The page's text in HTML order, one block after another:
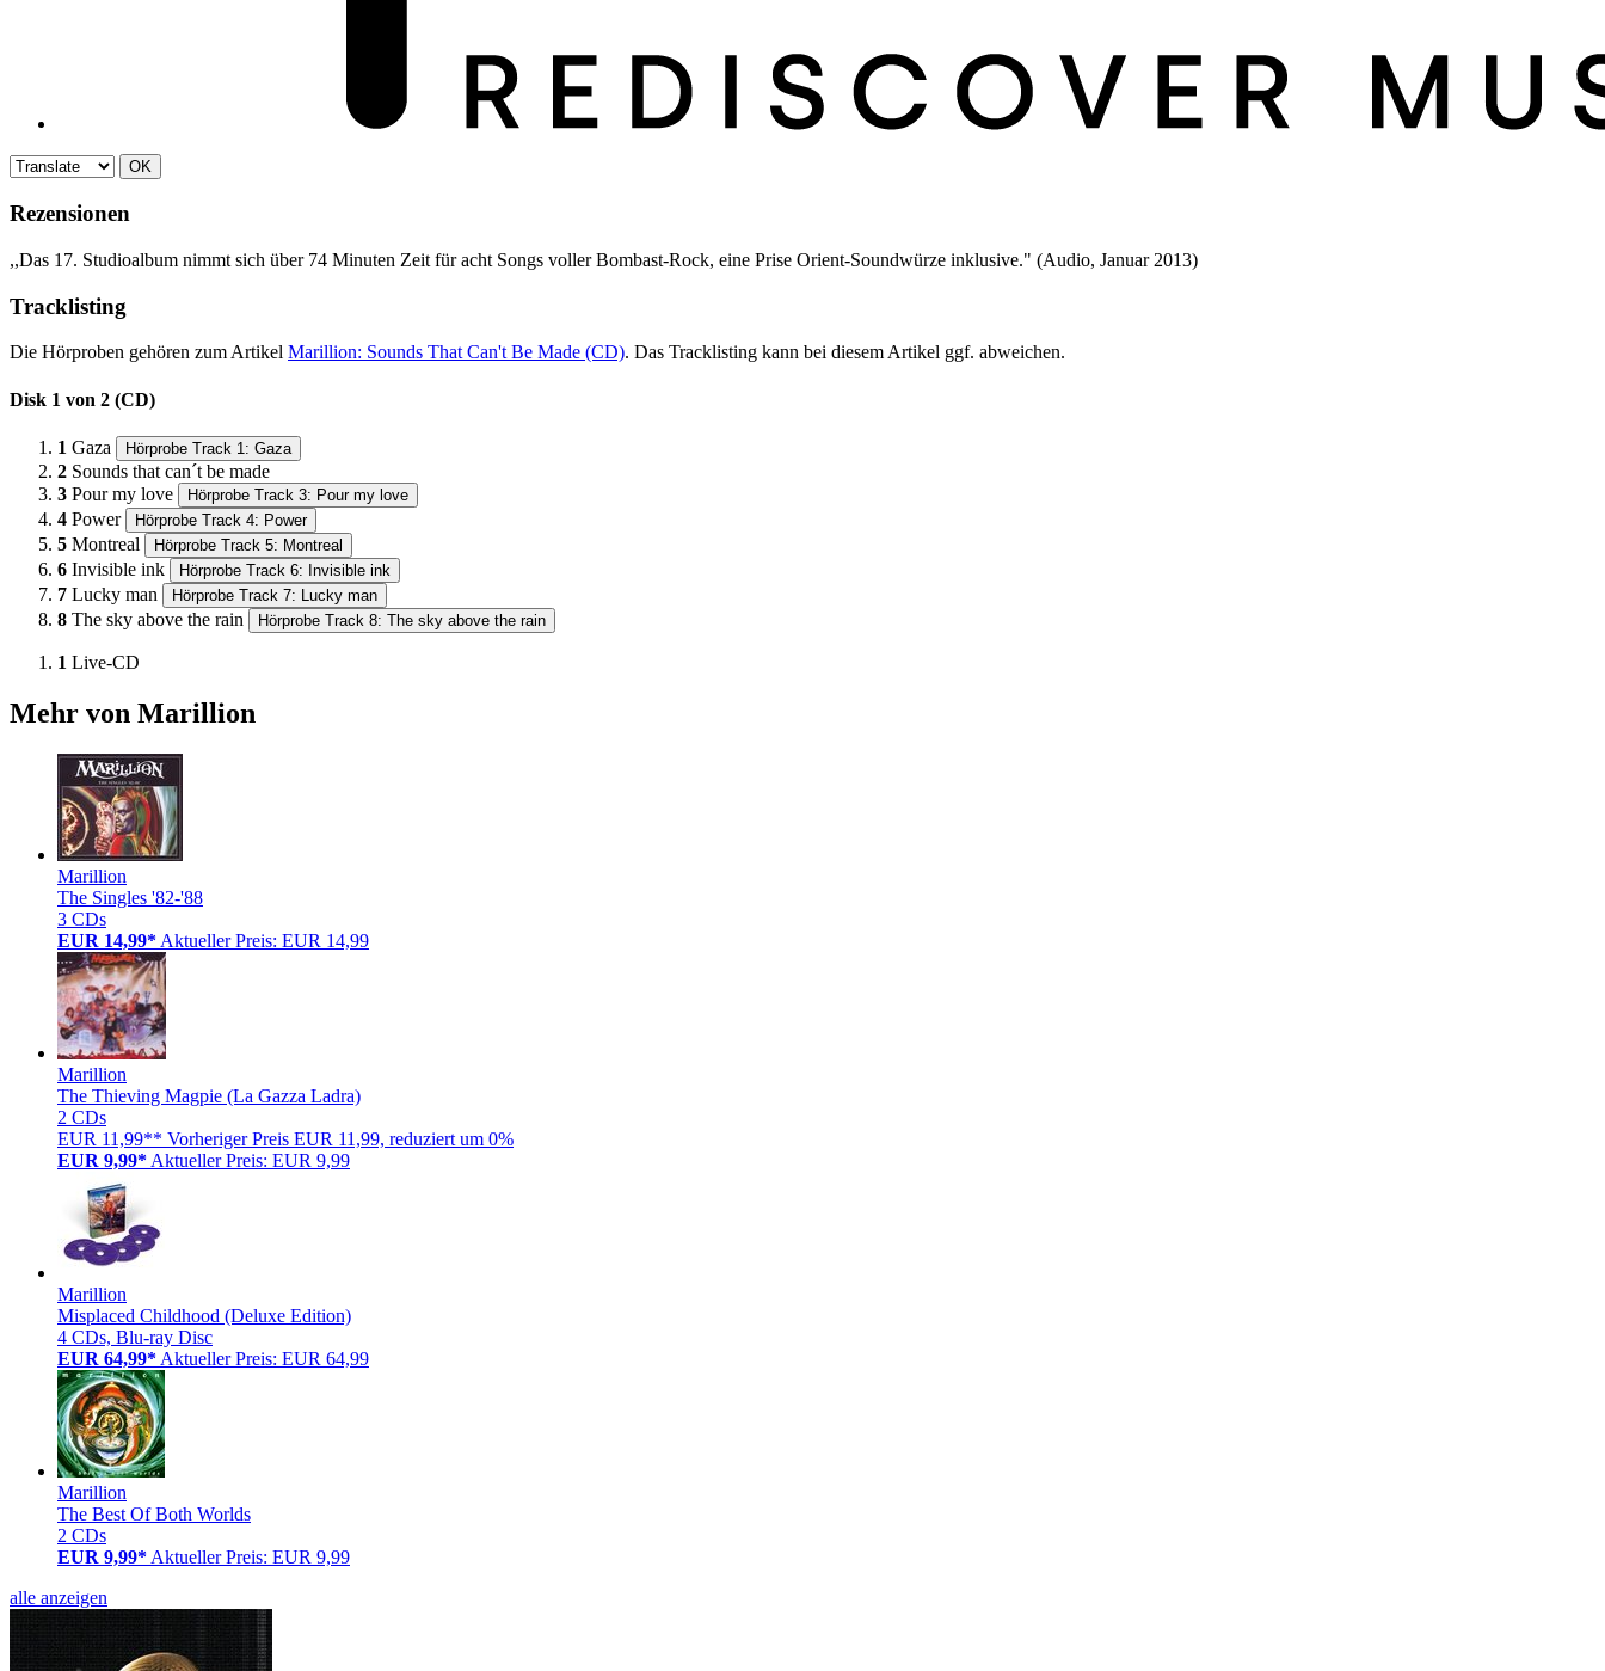
OK
Rezensionen
,,Das 17. Studioalbum nimmt sich über 74 Minuten Zeit für acht Songs voller Bombast-Rock, eine Prise Orient-Soundwürze inklusive." (Audio, Januar 2013)
Tracklisting
Die Hörproben gehören zum Artikel Marillion: Sounds That Can't Be Made (CD). Das Tracklisting kann bei diesem Artikel ggf. abweichen.
Disk 1 von 2 (CD)
1 Gaza Hörprobe Track 1: Gaza
2 Sounds that can´t be made
3 Pour my love Hörprobe Track 3: Pour my love
4 Power Hörprobe Track 4: Power
5 Montreal Hörprobe Track 5: Montreal
6 Invisible ink Hörprobe Track 6: Invisible ink
7 Lucky man Hörprobe Track 7: Lucky man
8 The sky above the rain Hörprobe Track 8: The sky above the rain
1 Live-CD
Mehr von Marillion
Marillion
The Singles '82-'88
3 CDs
EUR 14,99* Aktueller Preis: EUR 14,99
Marillion
The Thieving Magpie (La Gazza Ladra)
2 CDs
EUR 11,99** Vorheriger Preis EUR 11,99, reduziert um 0%
EUR 9,99* Aktueller Preis: EUR 9,99
Marillion
Misplaced Childhood (Deluxe Edition)
4 CDs, Blu-ray Disc
EUR 64,99* Aktueller Preis: EUR 64,99
Marillion
The Best Of Both Worlds
2 CDs
EUR 9,99* Aktueller Preis: EUR 9,99
alle anzeigen